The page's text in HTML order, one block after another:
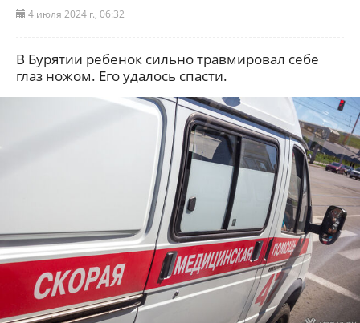
4 июля 2024 г., 06:32
В Бурятии ребенок сильно травмировал себе
глаз ножом. Его удалось спасти.